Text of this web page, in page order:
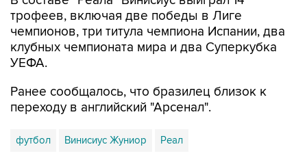
трофеев, включая две победы в Лиге
чемпионов, три титула чемпиона Испании, два
клубных чемпионата мира и два Суперкубка
УЕФА.
Ранее сообщалось, что бразилец близок к
переходу в английский "Арсенал".
футбол Винисиус Жуниор Реал